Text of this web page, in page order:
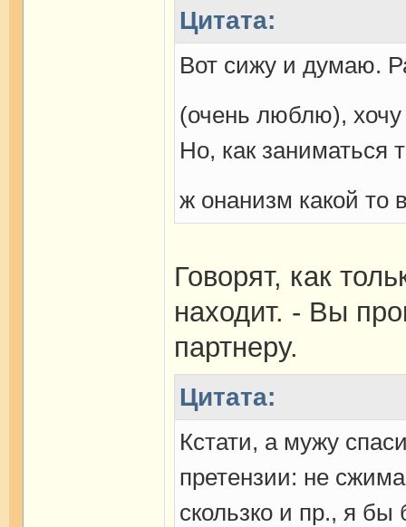
Цитата:
Вот сижу и думаю.
(очень люблю),
Но, как заниматься
ж онанизм какой то
Говорят, как
находит. - Вы
партнеру.
Цитата:
Кстати, а мужу
претензии: не
скользко и пр., я